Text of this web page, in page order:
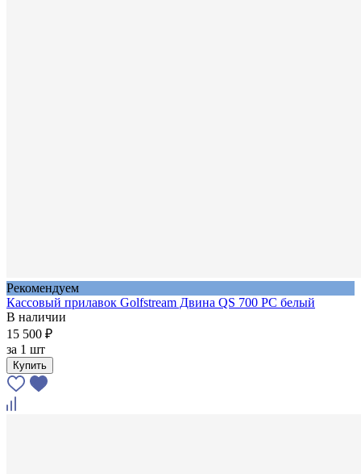
Рекомендуем
Кассовый прилавок Golfstream Двина QS 700 PC белый
В наличии
15 500 ₽
за 1 шт
Купить